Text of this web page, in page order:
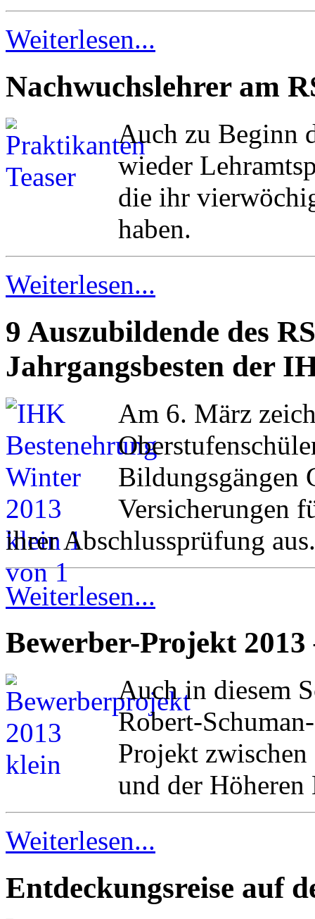
Weiterlesen...
Nachwuchslehrer am
Auch zu Beginn
wieder
die ihr
haben.
Weiterlesen...
9 Auszubildende des
Jahrgangsbesten der
Am 6. März
Bildungsgängen
Versicherungen
ihrer Abschlussprüfung aus.
Weiterlesen...
Bewerber-Projekt 2013
Auch in diesem
Robert-
Projekt
und der Höheren
Weiterlesen...
Entdeckungsreise auf